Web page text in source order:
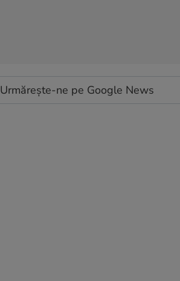
Urmărește-ne pe Google News